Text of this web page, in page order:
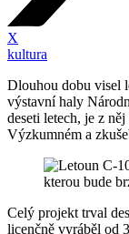
X
kultura
Dlouhou dobu visel
výstavní haly
deseti letech, je z
Výzkumném a
Celý projekt trval
licenčně vyráběl od